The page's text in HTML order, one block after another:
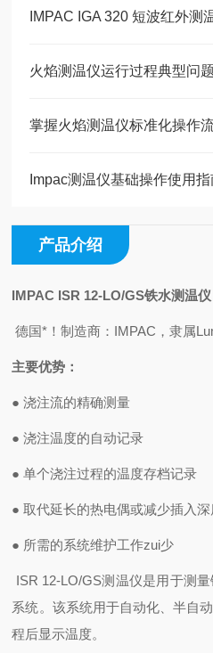
火焰测温仪运行过程典型问
Impac测温仪基础操作使用
产品介绍
IMPAC ISR 12-LO/GS铁水测温仪
德国*！制造商：IMPAC，隶属
主要优势：
●浇注流的精确测量
●浇注温度的自动记录
●单个浇注过程的温度存档记录
●取代延长的热电偶或减少插入深
● 所需的系统维护工作zui少
ISR 12-LO/GS测温仪是用于测
系统。该系统用于自动化、半自
程后显示温度。